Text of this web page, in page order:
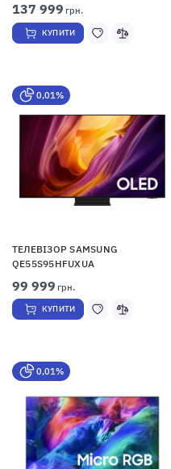
137 999 грн.
КУПИТИ
0,01%
ТЕЛЕВІЗОР SAMSUNG
QE55S95HFUXUA
99 999 грн.
КУПИТИ
0,01%